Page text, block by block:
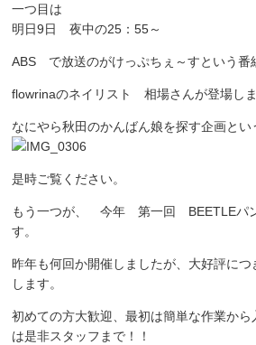
一つ目は
明日9日 夜中の25：55～
ABS で放送のがけっぷちぇ～すという番
flowrinaのネイリスト 相場さんが登場しま
なにやら秋田のかんばん娘を探す企画とい
是時ご覧ください。
もう一つが、 今年 第一回 BEETLEパ
す。
昨年も何回か開催しましたが、大好評につ
します。
初めての方大歓迎、最初は簡単な作業か
は是非スタッフまで！！